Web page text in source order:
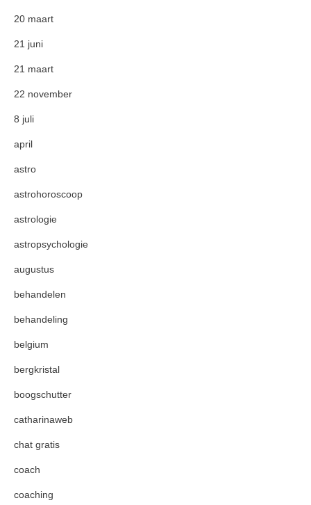
20 maart
21 juni
21 maart
22 november
8 juli
april
astro
astrohoroscoop
astrologie
astropsychologie
augustus
behandelen
behandeling
belgium
bergkristal
boogschutter
catharinaweb
chat gratis
coach
coaching